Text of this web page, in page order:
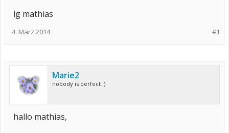
lg mathias
#1
4. März 2014
Marie2
nobody is perfect ;)
hallo mathias,